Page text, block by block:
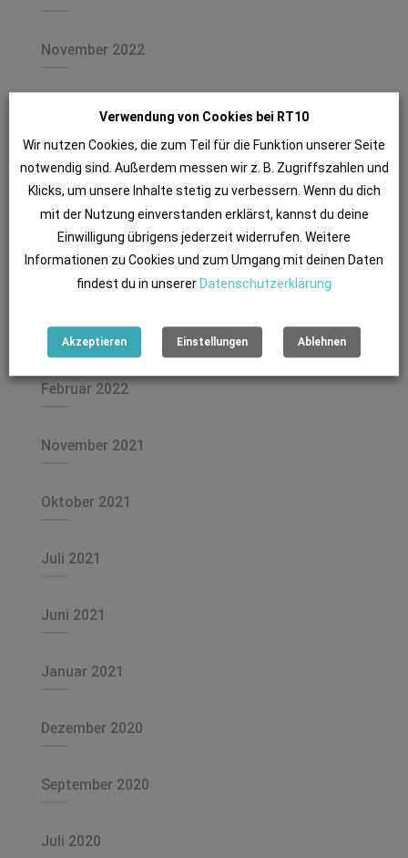
November 2022
August 2022
Juni 2022
Mai 2022
März 2022
Februar 2022
November 2021
Oktober 2021
Juli 2021
Juni 2021
Januar 2021
Dezember 2020
September 2020
Juli 2020
Verwendung von Cookies bei RT10
Wir nutzen Cookies, die zum Teil für die Funktion unserer Seite
notwendig sind. Außerdem messen wir z. B. Zugriffszahlen und
Klicks, um unsere Inhalte stetig zu verbessern. Wenn du dich
mit der Nutzung einverstanden erklärst, kannst du deine
Einwilligung übrigens jederzeit widerrufen. Weitere
Informationen zu Cookies und zum Umgang mit deinen Daten
findest du in unserer Datenschutzerklärung
Akzeptieren Einstellungen Ablehnen